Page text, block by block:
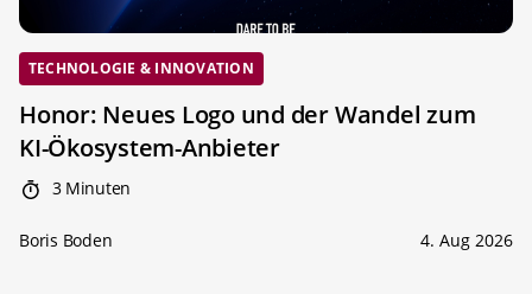
TECHNOLOGIE & INNOVATION
Honor: Neues Logo und der Wandel zum
KI-Ökosystem-Anbieter
3 Minuten
Boris Boden 4. Aug 2026